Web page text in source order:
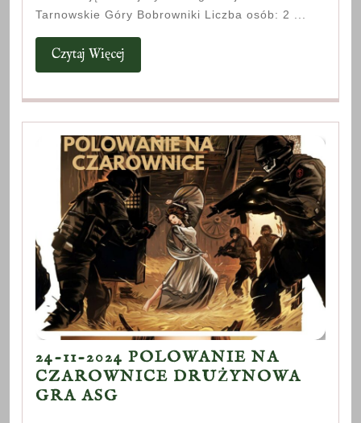
Tarnowskie Góry Bobrowniki Liczba osób: 2 ...
Czytaj Więcej
Więcej
24-11-2024 POLOWANIE NA
CZAROWNICE DRUŻYNOWA
GRA ASG